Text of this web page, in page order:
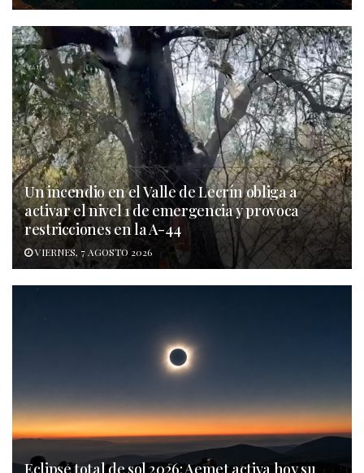
Un incendio en el Valle de Lecrín obliga a
activar el nivel 1 de emergencia y provoca
restricciones en la A-44
VIERNES, 7 AGOSTO 2026